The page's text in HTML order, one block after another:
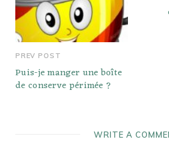
PREV POST
Puis-je manger une boîte
de conserve périmée ?
WRITE A